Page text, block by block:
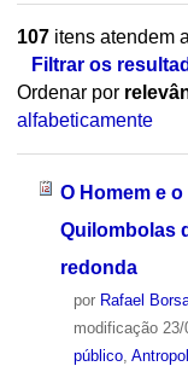
107itens atendem
Filtrar os
Ordenar por
alfabeticamente
O Homem e
Quilombolas
redonda
por Rafael
modificação23/
público,